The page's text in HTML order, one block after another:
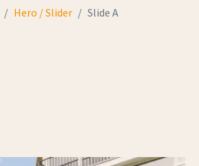
Hero / Slider Slide A